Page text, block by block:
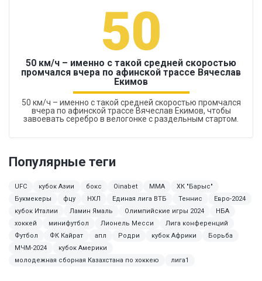
50
50 км/ч – именно с такой средней скоростью
промчался вчера по афинской трассе Вячеслав
Екимов
50 км/ч – именно с такой средней скоростью промчался
вчера по афинской трассе Вячеслав Екимов, чтобы
завоевать серебро в велогонке с раздельным стартом.
Популярные теги
UFC кубок Азии бокс Oinabet MMA
ХК "Барыс"
Букмекеры
фцу НХЛ Единая лига ВТБ Теннис
Евро-2024
кубок Италии
Ламин Ямаль Олимпийские игры 2024
НБА
хоккей
минифутбол Лионель Месси
Лига конференций
Футбол
ФК Кайрат апл Родри кубок Африки
Борьба
МЧМ-2024
кубок Америки
молодежная сборная Казахстана по хоккею
лига1